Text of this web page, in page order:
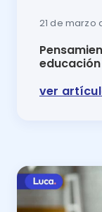
21 de marzo
ver